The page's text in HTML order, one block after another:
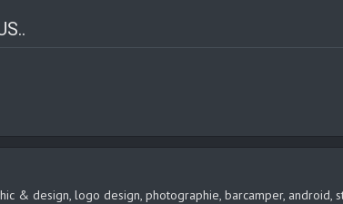
& design, logo design, photographie, barcamper, android,